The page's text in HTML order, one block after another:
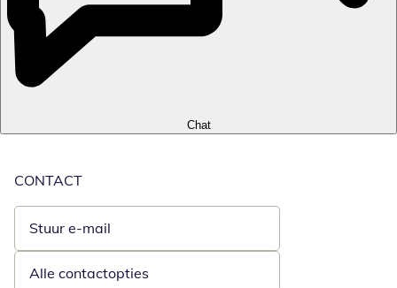
Chat
CONTACT
Stuur e-mail
Opent e-mailclient
Alle contactopties